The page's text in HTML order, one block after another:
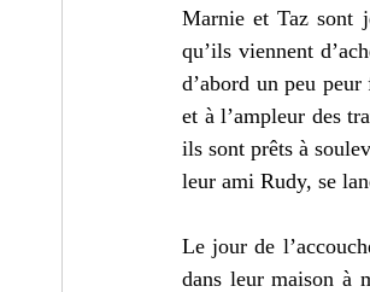
Marnie et Taz sont
qu’ils viennent
d’abord un peu
et à l’ampleur des
ils sont prêts à
Le jour de
dans leur maison à